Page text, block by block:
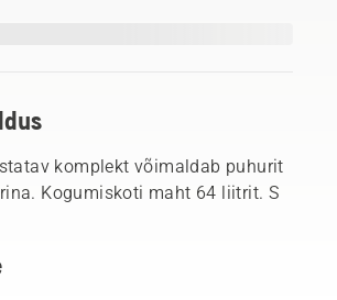
komplekt võimaldab puhurit
Kogumiskoti maht 64 liitrit. S